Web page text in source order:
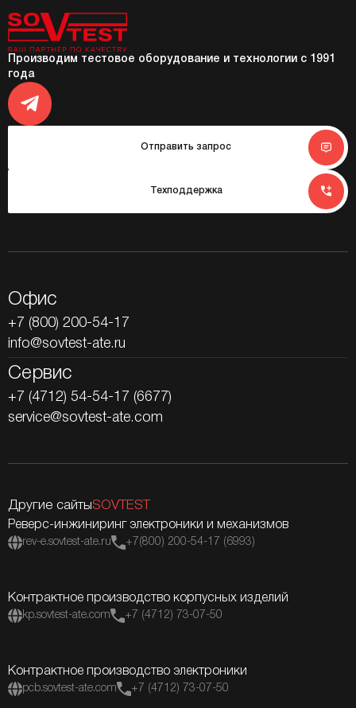
Производим тестовое оборудование и технологии с 1991
года
Отправить запрос
Техподдержка
Офис
+7 (800) 200-54-17
info@sovtest-ate.ru
Сервис
+7 (4712) 54-54-17 (6677)
service@sovtest-ate.com
Другие сайтыSOVTEST
Реверс-инжиниринг электроники и механизмов
rev-e.sovtest-ate.ru +7(800) 200-54-17 (6993)
Контрактное производство корпусных изделий
kp.sovtest-ate.com +7 (4712) 73-07-50
Контрактное производство электроники
pcb.sovtest-ate.com +7 (4712) 73-07-50